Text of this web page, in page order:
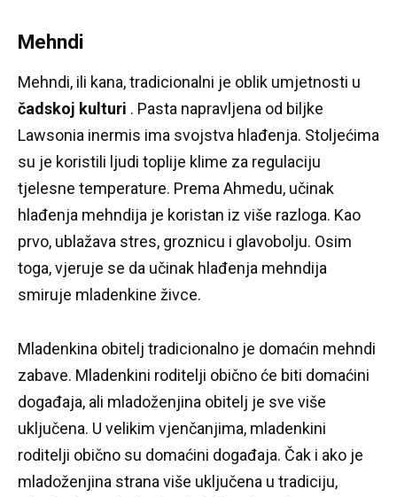
Mehndi
Mehndi, ili kana, tradicionalni je oblik umjetnosti u
čadskoj kulturi . Pasta napravljena od biljke
Lawsonia inermis ima svojstva hlađenja. Stoljećima
su je koristili ljudi toplije klime za regulaciju
tjelesne temperature. Prema Ahmedu, učinak
hlađenja mehndija je koristan iz više razloga. Kao
prvo, ublažava stres, groznicu i glavobolju. Osim
toga, vjeruje se da učinak hlađenja mehndija
smiruje mladenkine živce.
Mladenkina obitelj tradicionalno je domaćin mehndi
zabave. Mladenkini roditelji obično će biti domaćini
događaja, ali mladoženjina obitelj je sve više
uključena. U velikim vjenčanjima, mladenkini
roditelji obično su domaćini događaja. Čak i ako je
mladoženjina strana više uključena u tradiciju,